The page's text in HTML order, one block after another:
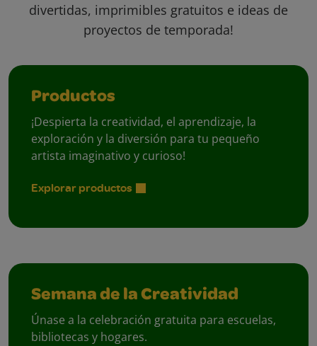
divertidas, imprimibles gratuitos e ideas de
proyectos de temporada!
Productos
¡Despierta la creatividad, el aprendizaje, la
exploración y la diversión para tu pequeño
artista imaginativo y curioso!
Explorar productos
Semana de la Creatividad
Únase a la celebración gratuita para escuelas,
bibliotecas y hogares.